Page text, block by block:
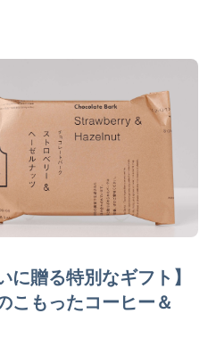
に贈る特別なギフト】
こもったコーヒー＆